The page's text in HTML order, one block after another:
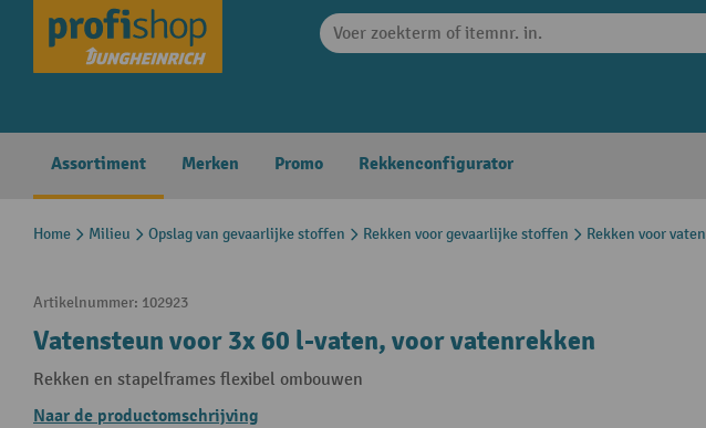
Skip to main navigation
Assortiment Merken Promo Rekkenconfigurator
Home Milieu Opslag van gevaarlijke stoffen Rekken voor gevaarlijke stoffen Rekken voor vaten
Artikelnummer: 102923
Vatensteun voor 3x 60 l-vaten, voor vatenrekken
Rekken en stapelframes flexibel ombouwen
Naar de productomschrijving